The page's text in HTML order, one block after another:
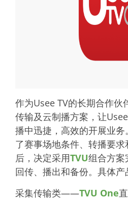
作为Usee TV的长期合作伙
传输及云制播方案，让
播中迅捷，高效的开展业
了赛事场地条件、转播要
后，决定采用TVU组合方案
回传、播出和备份。具体产
采集传输类——TVU One